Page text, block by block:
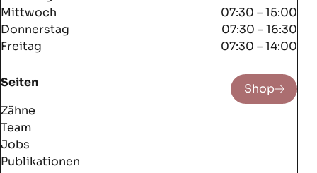
Mittwoch
07:30 – 15:00
Donnerstag
07:30 – 16:30
Freitag
07:30 – 14:00
Seiten
Zähne
Team
Jobs
Publikationen
Shop